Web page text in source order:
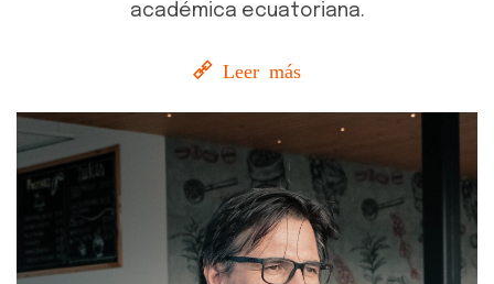
académica ecuatoriana.
Leer más